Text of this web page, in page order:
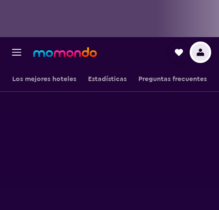
Los mejores hoteles Estadísticas Preguntas frecuentes